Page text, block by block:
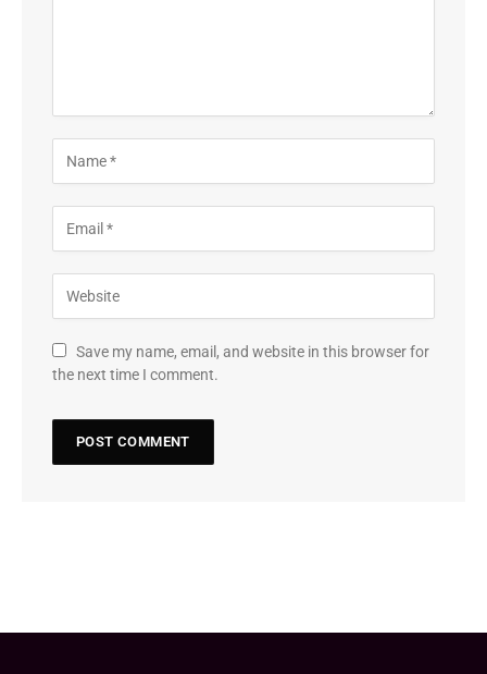
Save my name, email, and website in this browser for
the next time I comment.